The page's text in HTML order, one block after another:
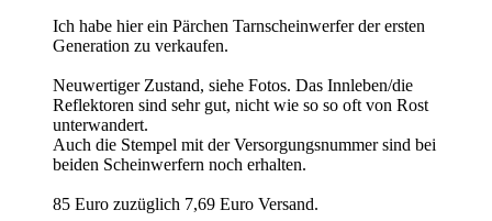
Ich habe hier ein Pärchen Tarnscheinwerfer der ersten
Generation zu verkaufen.
Neuwertiger Zustand, siehe Fotos. Das Innleben/die
Reflektoren sind sehr gut, nicht wie so so oft von Rost
unterwandert.
Auch die Stempel mit der Versorgungsnummer sind bei
beiden Scheinwerfern noch erhalten.
85 Euro zuzüglich 7,69 Euro Versand.